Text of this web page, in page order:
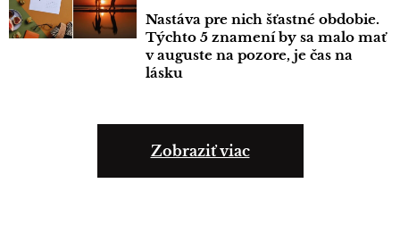
Nastáva pre nich šťastné obdobie.
Týchto 5 znamení by sa malo mať
v auguste na pozore, je čas na
lásku
Zobraziť viac